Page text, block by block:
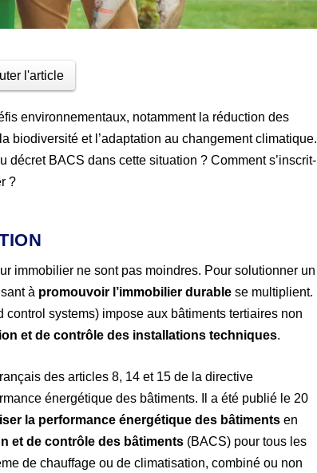
l'article
environnementaux, notamment la réduction des
biodiversité et l’adaptation au changement climatique.
BACS dans cette situation ? Comment s’inscrit-
?
immobilier ne sont pas moindres. Pour solutionner un
à promouvoir l’immobilier durablese multiplient.
control systems) impose aux bâtiments tertiaires non
et de contrôle des installations techniques.
des articles 8, 14 et 15 de la directive
énergétique des bâtiments. Il a été publié le 20
la performance énergétique des bâtiments en
et de contrôle des bâtiments (BACS) pour tous les
de chauffage ou de climatisation, combiné ou non